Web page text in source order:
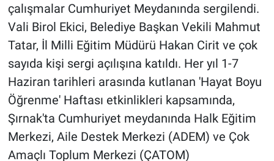
çalışmalar Cumhuriyet Meydanında sergilendi.
Vali Birol Ekici, Belediye Başkan Vekili Mahmut
Tatar, İl Milli Eğitim Müdürü Hakan Cirit ve çok
sayıda kişi sergi açılışına katıldı. Her yıl 1-7
Haziran tarihleri arasında kutlanan 'Hayat Boyu
Öğrenme' Haftası etkinlikleri kapsamında,
Şırnak'ta Cumhuriyet meydanında Halk Eğitim
Merkezi, Aile Destek Merkezi (ADEM) ve Çok
Amaçlı Toplum Merkezi (ÇATOM)